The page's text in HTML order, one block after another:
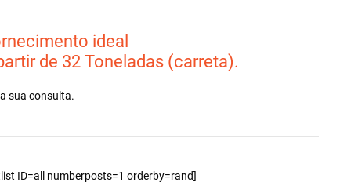
ideal
de 32 Toneladas (carreta).
sua consulta.
ID=all numberposts=1 orderby=rand]